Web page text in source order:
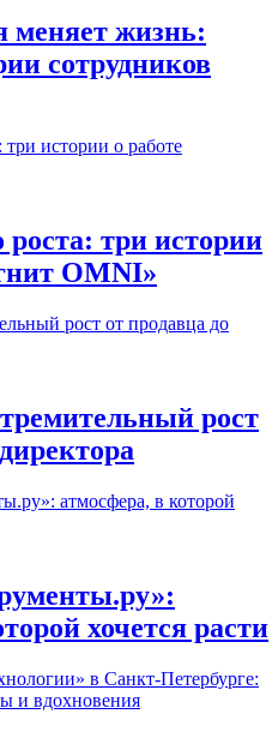
меняет жизнь:
сотрудников
роста: три истории
OMNI»
рост
хочется расти